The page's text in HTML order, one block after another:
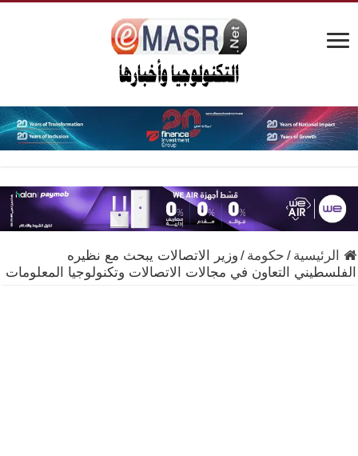
الرئيسية / حكومة / وزير الاتصالات يبحث مع نظيره
الفلسطيني التعاون في مجالات الاتصالات وتكنولوجيا المعلومات